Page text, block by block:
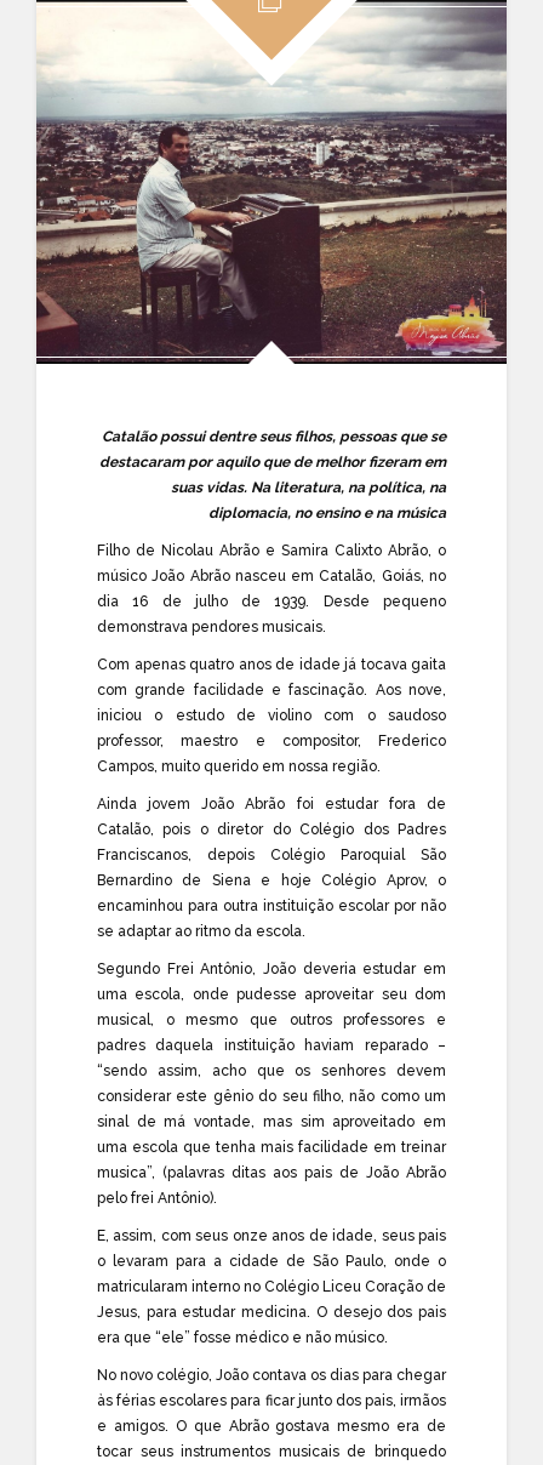
Catalão possui dentre seus filhos, pessoas que se
destacaram por aquilo que de melhor fizeram em
suas vidas. Na literatura, na política, na
diplomacia, no ensino e na música
Filho de Nicolau Abrão e Samira Calixto Abrão, o
músico João Abrão nasceu em Catalão, Goiás, no
dia 16 de julho de 1939. Desde pequeno
demonstrava pendores musicais.
Com apenas quatro anos de idade já tocava gaita
com grande facilidade e fascinação. Aos nove,
iniciou o estudo de violino com o saudoso
professor, maestro e compositor, Frederico
Campos, muito querido em nossa região.
Ainda jovem João Abrão foi estudar fora de
Catalão, pois o diretor do Colégio dos Padres
Franciscanos, depois Colégio Paroquial São
Bernardino de Siena e hoje Colégio Aprov, o
encaminhou para outra instituição escolar por não
se adaptar ao ritmo da escola.
Segundo Frei Antônio, João deveria estudar em
uma escola, onde pudesse aproveitar seu dom
musical, o mesmo que outros professores e
padres daquela instituição haviam reparado –
“sendo assim, acho que os senhores devem
considerar este gênio do seu filho, não como um
sinal de má vontade, mas sim aproveitado em
uma escola que tenha mais facilidade em treinar
musica”, (palavras ditas aos pais de João Abrão
pelo frei Antônio).
E, assim, com seus onze anos de idade, seus pais
o levaram para a cidade de São Paulo, onde o
matricularam interno no Colégio Liceu Coração de
Jesus, para estudar medicina. O desejo dos pais
era que “ele” fosse médico e não músico.
No novo colégio, João contava os dias para chegar
às férias escolares para ficar junto dos pais, irmãos
e amigos. O que Abrão gostava mesmo era de
tocar seus instrumentos musicais de brinquedo